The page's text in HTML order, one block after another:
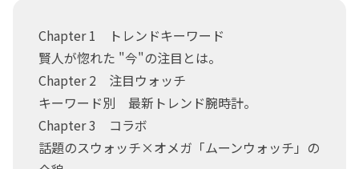
Chapter 1 トレンドキーワード
賢人が惚れた "今"の注目とは。
Chapter 2 注目ウォッチ
キーワード別 最新トレンド腕時計。
Chapter 3 コラボ
話題のスウォッチ×オメガ「ムーンウォッチ」の